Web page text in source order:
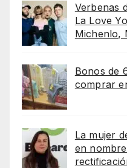
Verbenas
La Love
Michenlo,
Bonos de
comprar
La mujer
en